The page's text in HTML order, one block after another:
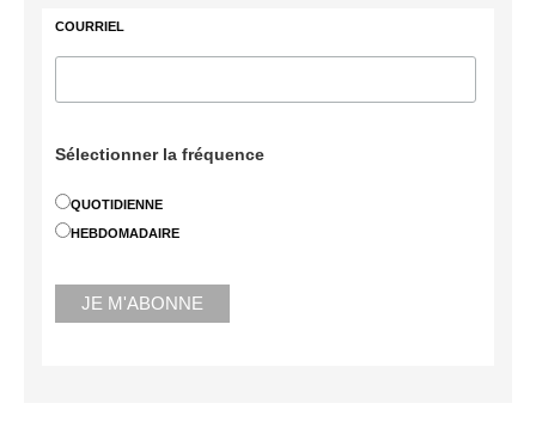
COURRIEL
Sélectionner la fréquence
QUOTIDIENNE
HEBDOMADAIRE